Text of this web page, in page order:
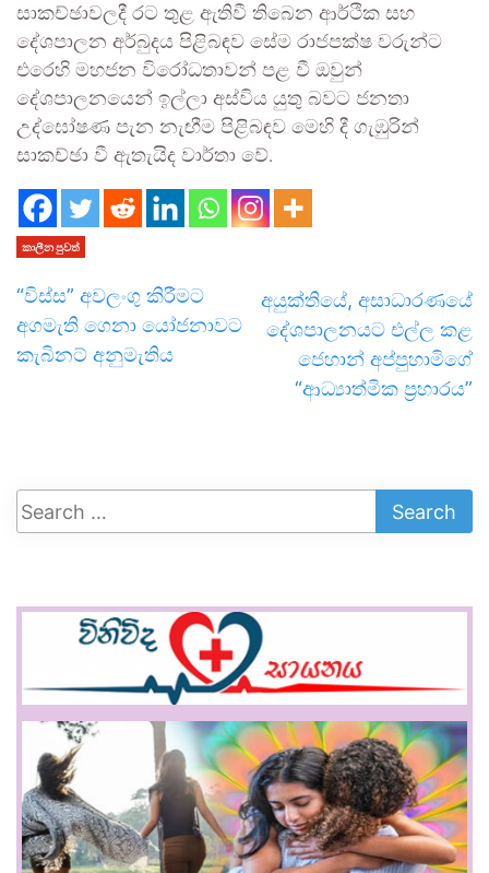
සාකච්ඡාවලදී රට තුළ ඇතිවී තිබෙන ආර්ථික සහ
දේශපාලන අර්බුදය පිළිබඳව සේම රාජපක්ෂ වරුන්ට
එරෙහි මහජන විරෝධතාවන් පළ වී ඔවුන්
දේශපාලනයෙන් ඉල්ලා අස්විය යුතු බවට ජනතා
උද්ඝෝෂණ පැන නැඟීම පිළිබඳව මෙහි දී ගැඹුරින්
සාකච්ඡා වී ඇතැයිද වාර්තා වේ.
කාලීන පුවත්
“විස්ස” අවලංගු කිරීමට
අගමැති ගෙනා යෝජනාවට
කැබිනට් අනුමැතිය
අයුක්තියේ, අසාධාරණයේ
දේශපාලනයට එල්ල කළ
ජෙහාන් අප්පුහාමිගේ
“ආධ්‍යාත්මික ප්‍රහාරය”